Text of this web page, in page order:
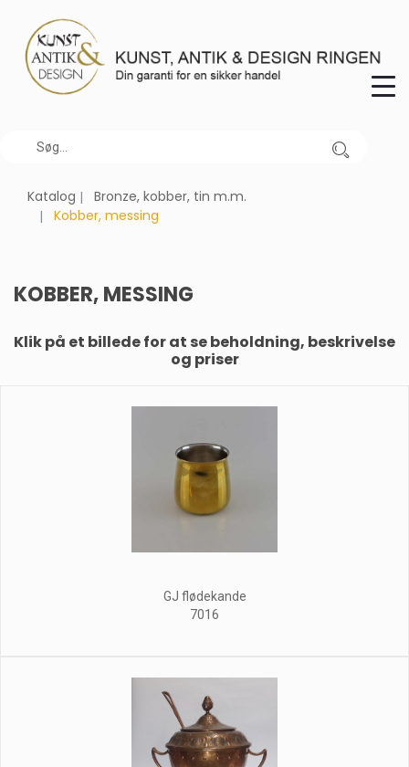
Katalog
Bronze, kobber, tin m.m.
Kobber, messing
KOBBER, MESSING
Klik på et billede for at se beholdning, beskrivelse
og priser
GJ flødekande
7016